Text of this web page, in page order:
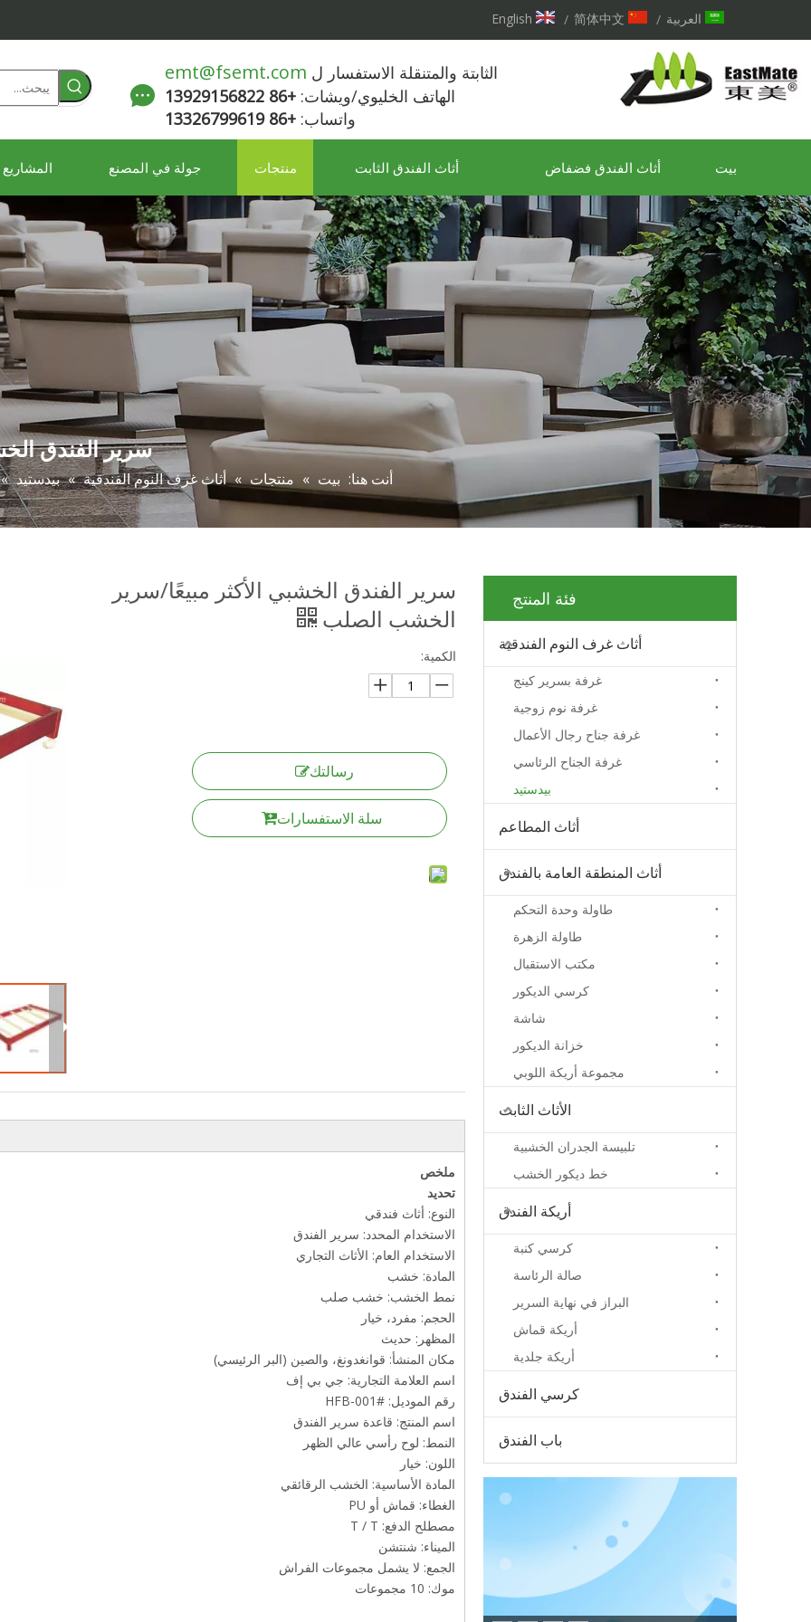
العربية /
简体中文
/
English
الثابتة والمتنقلة الاستفسار ل emt@fsemt.com
الهاتف الخليوي/ويشات: +86 13929156822
واتساب: +86 13326799619
بيت أثاث الفندق فضفاض أثاث الفندق الثابت منتجات جولة في المصنع المشاريع
سرير الفندق
أنت هنا: بيت » منتجات » أثاث غرف النوم الفندقية » بيدستيد
سرير الفندق الخشبي الأكثر مبيعًا/سرير
الخشب الصلب
الكمية:
رسالتك
سلة الاستفسارات
ملخص
تحديد
النوع: أثاث فندقي
الاستخدام المحدد: سرير الفندق
الاستخدام العام: الأثاث التجاري
المادة: خشب
نمط الخشب: خشب صلب
الحجم: مفرد، خيار
المظهر: حديث
مكان المنشأ: قوانغدونغ، والصين (البر الرئيسي)
اسم العلامة التجارية: جي بي إف
رقم الموديل: HFB-001#
اسم المنتج: قاعدة سرير الفندق
النمط: لوح رأسي عالي الظهر
اللون: خيار
المادة الأساسية: الخشب الرقائقي
الغطاء: قماش أو PU
مصطلح الدفع: T / T
الميناء: شنتشن
الجمع: لا يشمل مجموعات الفراش
موك: 10 مجموعات
فئة المنتج
أثاث غرف النوم الفندقية
غرفة بسرير كينج
غرفة نوم زوجية
غرفة جناح رجال الأعمال
غرفة الجناح الرئاسي
بيدستيد
أثاث المطاعم
أثاث المنطقة العامة بالفندق
طاولة وحدة التحكم
طاولة الزهرة
مكتب الاستقبال
كرسي الديكور
شاشة
خزانة الديكور
مجموعة أريكة اللوبي
الأثاث الثابت
تلبيسة الجدران الخشبية
خط ديكور الخشب
أريكة الفندق
كرسي كنبة
صالة الرئاسة
البراز في نهاية السرير
أريكة قماش
أريكة جلدية
كرسي الفندق
باب الفندق